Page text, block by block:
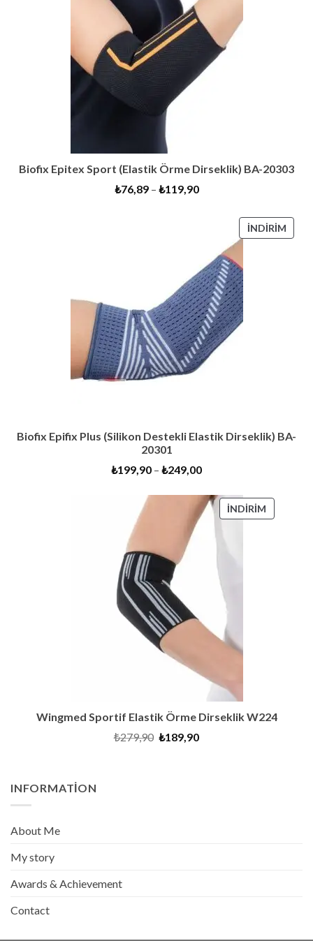
Biofix Epitex Sport (Elastik Örme Dirseklik) BA-20303
₺76,89– ₺119,90
İNDIRIM
ÜRÜN
Biofix Epifix Plus (Silikon Destekli Elastik Dirseklik) BA-
20301
₺199,90 – ₺249,00
İNDIRIM
ÜRÜN
Wingmed Sportif Elastik Örme Dirseklik W224
₺279,90 Orijinal
₺189,90Şu
INFORMATION
About Me
My story
Awards & Achievement
Contact